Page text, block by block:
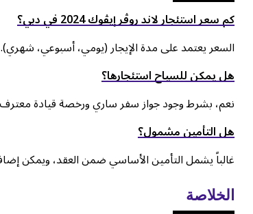
كم سعر استئجار لاند روڤر إيڤوك 2024 في دبي؟
السعر يعتمد على مدة الإيجار (يومي، أسبوعي،
هل يمكن للسياح استئجارها؟
نعم، بشرط وجود جواز سفر ساري ورخصة قيادة معترف
هل التأمين مشمول؟
غالباً يشمل التأمين الأساسي ضمن العقد، ويمكن
الخلاصة